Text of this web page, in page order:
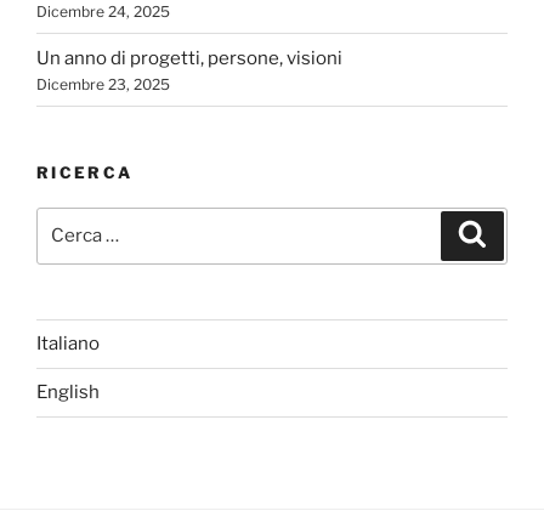
Dicembre 24, 2025
Un anno di progetti, persone, visioni
Dicembre 23, 2025
RICERCA
Italiano
English